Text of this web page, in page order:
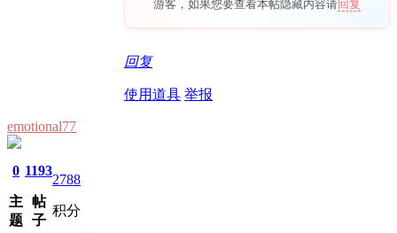
游客，如果您要查看本帖隐藏内容请回复
回复
使用道具 举报
emotional77
0
主
题
1193
帖
子
2788
积分